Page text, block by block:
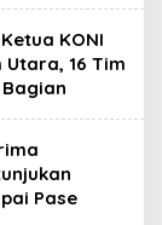
KONI
16 Tim
Pase